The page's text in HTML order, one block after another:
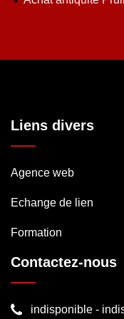
Liens divers
Agence web
Echange de lien
Formation
Contactez-nous
indisponible -